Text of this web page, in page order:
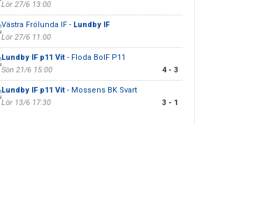
Lör 27/6 13:00
Västra Frölunda IF - Lundby IF
Lör 27/6 11:00
Lundby IF p11 Vit- Floda BoIF P11
Sön 21/6 15:00
4 - 3
Lundby IF p11 Vit- Mossens BK Svart
Lör 13/6 17:30
3 - 1